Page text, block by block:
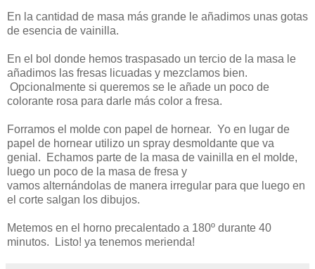
En la cantidad de masa más grande le añadimos unas gotas
de esencia de vainilla.
En el bol donde hemos traspasado un tercio de la masa le
añadimos las fresas licuadas y mezclamos bien.
Opcionalmente si queremos se le añade un poco de
colorante rosa para darle más color a fresa.
Forramos el molde con papel de hornear. Yo en lugar de
papel de hornear utilizo un spray desmoldante que va
genial. Echamos parte de la masa de vainilla en el molde,
luego un poco de la masa de fresa y
vamos alternándolas de manera irregular para que luego en
el corte salgan los dibujos.
Metemos en el horno precalentado a 180º durante 40
minutos. Listo! ya tenemos merienda!